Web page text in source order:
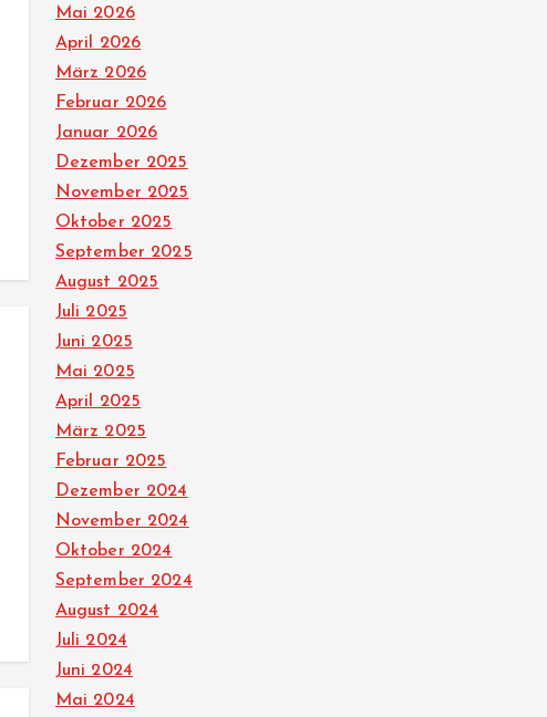
Mai 2026
April 2026
März 2026
Februar 2026
Januar 2026
Dezember 2025
November 2025
Oktober 2025
September 2025
August 2025
Juli 2025
Juni 2025
Mai 2025
April 2025
März 2025
Februar 2025
Dezember 2024
November 2024
Oktober 2024
September 2024
August 2024
Juli 2024
Juni 2024
Mai 2024